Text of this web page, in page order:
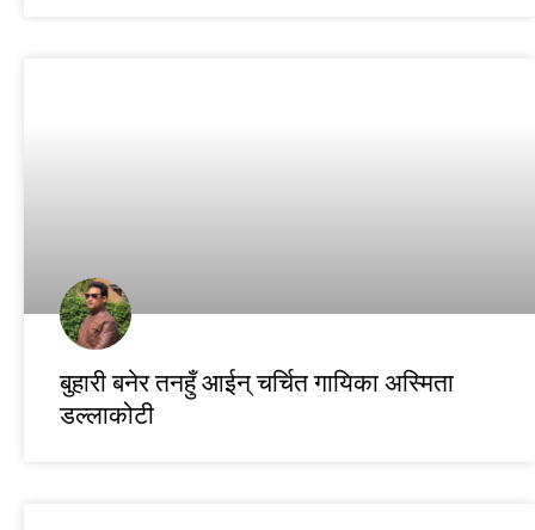
बुहारी बनेर तनहुँ आईन् चर्चित गायिका अस्मिता
डल्लाकोटी